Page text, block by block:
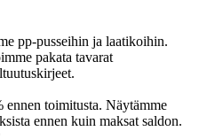
pp-pusseihin ja laatikoihin.
pakata tavarat
toimitusta. Näytämme
ennen kuin maksat saldon.